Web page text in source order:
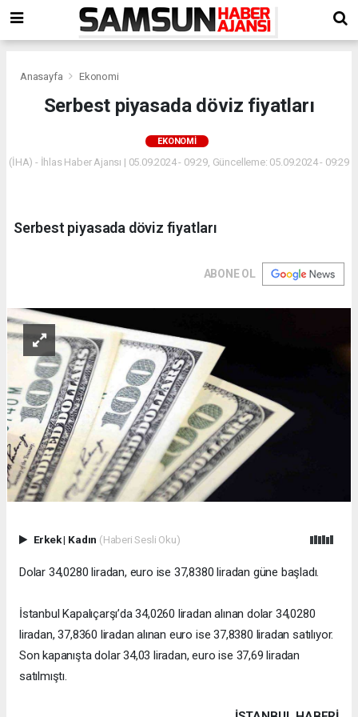
Anasayfa Ekonomi
Serbest piyasada döviz fiyatları
EKONOMI
(İHA) - İhlas Haber Ajansı | 05.09.2024 - 09:29, Güncelleme: 05.09.2024 - 09:29
Serbest piyasada döviz fiyatları
ABONE OL
Erkek| Kadın (Haberi Sesli Oku)
Dolar 34,0280 liradan, euro ise 37,8380 liradan güne başladı.
İstanbul Kapalıçarşı’da 34,0260 liradan alınan dolar 34,0280
liradan, 37,8360 liradan alınan euro ise 37,8380 liradan satılıyor.
Son kapanışta dolar 34,03 liradan, euro ise 37,69 liradan
satılmıştı.